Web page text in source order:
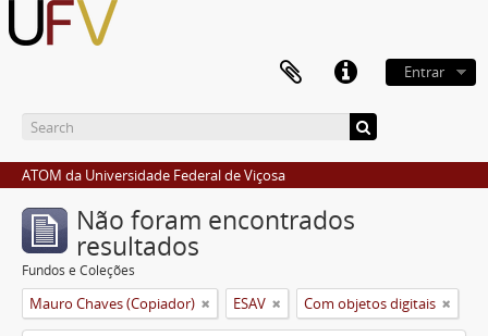
Entrar
ATOM da Universidade Federal de Viçosa
Não foram encontrados
resultados
Fundos e Coleções
Mauro Chaves (Copiador) ESAV Com objetos digitais